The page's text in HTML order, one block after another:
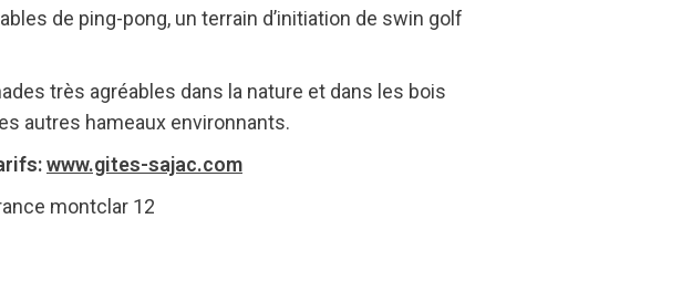
de ping-pong, un terrain d’initiation de swin golf
très agréables dans la nature et dans les bois
autres hameaux environnants.
www.gites-sajac.com
montclar 12